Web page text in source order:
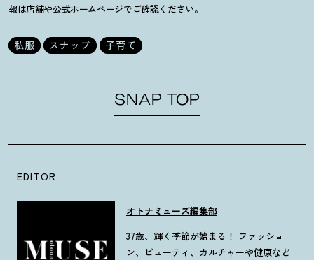
報は店舗や公式ホームページでご確認ください。
私服 スナップ 子育て
SNAP TOP
EDITOR
オトナミューズ編集部
37歳、輝く季節が始まる！ ファッショ
ン、ビューティ、カルチャーや健康など